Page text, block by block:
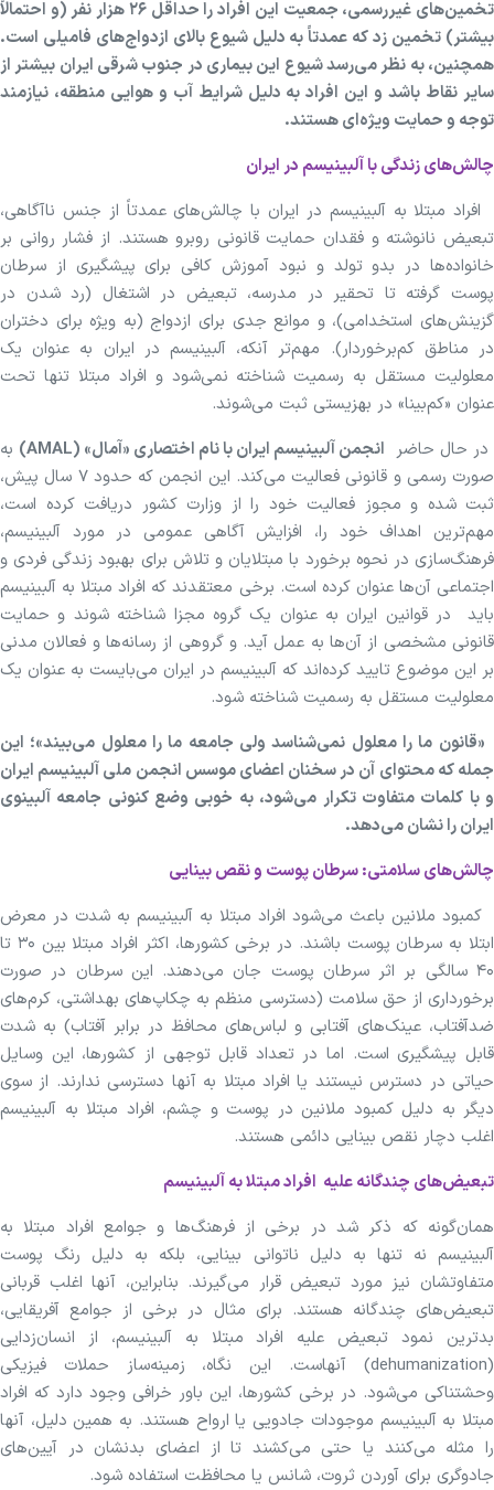
تخمین‌های غیررسمی، جمعیت این افراد را حداقل ۲۶ هزار نفر (و احتمالاً
بیشتر) تخمین زد که عمدتاً به دلیل شیوع بالای ازدواج‌های فامیلی است.
همچنین، به نظر می‌رسد شیوع این بیماری در جنوب شرقی ایران بیشتر از
سایر نقاط باشد و این افراد به دلیل شرایط آب و هوایی منطقه، نیازمند
توجه و حمایت ویژه‌ای هستند.
چالش‌های زندگی با آلبینیسم در ایران
افراد مبتلا به آلبینیسم در ایران با چالش‌های عمدتاً از جنس ناآگاهی،
تبعیض نانوشته و فقدان حمایت قانونی روبرو هستند. از فشار روانی بر
خانواده‌ها در بدو تولد و نبود آموزش کافی برای پیشگیری از سرطان
پوست گرفته تا تحقیر در مدرسه، تبعیض در اشتغال (رد شدن در
گزینش‌های استخدامی)، و موانع جدی برای ازدواج (به ویژه برای دختران
در مناطق کم‌برخوردار). مهم‌تر آنکه، آلبینیسم در ایران به عنوان یک
معلولیت مستقل به رسمیت شناخته نمی‌شود و افراد مبتلا تنها تحت
عنوان «کم‌بینا» در بهزیستی ثبت می‌شوند.
در حال حاضر انجمن آلبینیسم ایران با نام اختصاری «آمال» (AMAL)
به
صورت رسمی و قانونی فعالیت می‌کند. این انجمن که حدود ۷ سال پیش،
ثبت شده و مجوز فعالیت خود را از وزارت کشور دریافت کرده است،
مهم‌ترین اهداف خود را، افزایش آگاهی عمومی در مورد آلبینیسم،
فرهنگ‌سازی در نحوه برخورد با مبتلایان و تلاش برای بهبود زندگی فردی و
اجتماعی آن‌ها عنوان کرده است. برخی معتقدند که افراد مبتلا به آلبینیسم
باید در قوانین ایران به عنوان یک گروه مجزا شناخته شوند و حمایت
قانونی مشخصی از آن‌ها به عمل آید. و گروهی از رسانه‌ها و فعالان مدنی
بر این موضوع تایید کرده‌اند که آلبینیسم در ایران می‌بایست به عنوان یک
معلولیت مستقل به رسمیت شناخته شود.
«قانون ما را معلول نمی‌شناسد ولی جامعه ما را معلول می‌بیند»؛ این
جمله که محتوای آن در سخنان اعضای موسس انجمن ملی آلبینیسم ایران
و با کلمات متفاوت تکرار می‌شود، به خوبی وضع کنونی جامعه آلبینوی
ایران را نشان می‌دهد.
چالش‌های سلامتی: سرطان پوست و نقص بینایی
کمبود ملانین باعث می‌شود افراد مبتلا به آلبینیسم به شدت در معرض
ابتلا به سرطان پوست باشند. در برخی کشورها، اکثر افراد مبتلا بین ۳۰ تا
۴۰ سالگی بر اثر سرطان پوست جان می‌دهند. این سرطان در صورت
برخورداری از حق سلامت (دسترسی منظم به چکاپ‌های بهداشتی، کرم‌های
ضدآفتاب، عینک‌های آفتابی و لباس‌های محافظ در برابر آفتاب) به شدت
قابل پیشگیری است. اما در تعداد قابل توجهی از کشورها، این وسایل
حیاتی در دسترس نیستند یا افراد مبتلا به آنها دسترسی ندارند. از سوی
دیگر به دلیل کمبود ملانین در پوست و چشم، افراد مبتلا به آلبینیسم
اغلب دچار نقص بینایی دائمی هستند.
تبعیض‌های چندگانه علیه افراد مبتلا به آلبینیسم
همان‌گونه که ذکر شد در برخی از فرهنگ‌ها و جوامع افراد مبتلا به
آلبینیسم نه تنها به دلیل ناتوانی بینایی، بلکه به دلیل رنگ پوست
متفاوتشان نیز مورد تبعیض قرار می‌گیرند. بنابراین، آنها اغلب قربانی
تبعیض‌های چندگانه هستند. برای مثال در برخی از جوامع آفریقایی،
بدترین نمود تبعیض علیه افراد مبتلا به آلبینیسم، از انسان‌زدایی
(dehumanization) آنهاست. این نگاه، زمینه‌ساز حملات فیزیکی
وحشتناکی می‌شود. در برخی کشورها، این باور خرافی وجود دارد که افراد
مبتلا به آلبینیسم موجودات جادویی یا ارواح هستند. به همین دلیل، آنها
را مثله می‌کنند یا حتی می‌کشند تا از اعضای بدنشان در آیین‌های
جادوگری برای آوردن ثروت، شانس یا محافظت استفاده شود.